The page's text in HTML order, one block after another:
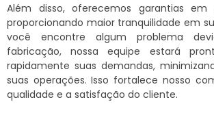
Além disso, oferecemos garantias em
proporcionando maior tranquilidade em
você encontre algum problema
fabricação, nossa equipe estará
rapidamente suas demandas,
suas operações. Isso fortalece nosso
qualidade e a satisfação do cliente.